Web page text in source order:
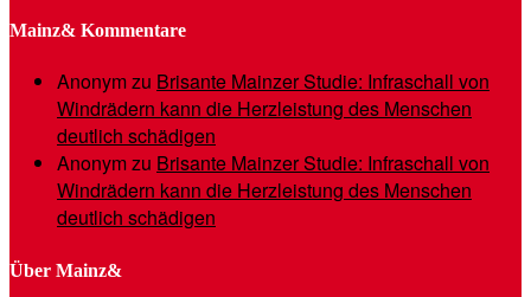
Mainz& Kommentare
Anonymzu Brisante Mainzer Studie: Infraschall von
Windrädern kann die Herzleistung des Menschen
deutlich schädigen
Anonymzu Brisante Mainzer Studie: Infraschall von
Windrädern kann die Herzleistung des Menschen
deutlich schädigen
Über Mainz&